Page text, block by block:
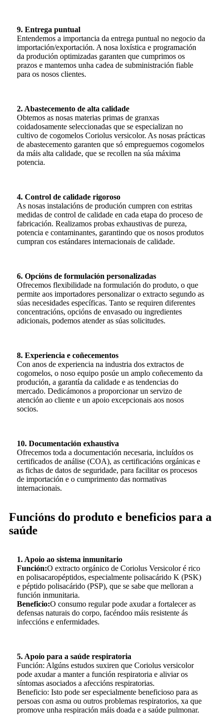
9. Entrega puntual
Entendemos a importancia da entrega puntual no negocio da
importación/exportación. A nosa loxística e programación
da produción optimizadas garanten que cumprimos os
prazos e mantemos unha cadea de subministración fiable
para os nosos clientes.
2. Abastecemento de alta calidade
Obtemos as nosas materias primas de granxas
coidadosamente seleccionadas que se especializan no
cultivo de cogomelos Coriolus versicolor. As nosas prácticas
de abastecemento garanten que só empreguemos cogomelos
da máis alta calidade, que se recollen na súa máxima
potencia.
4. Control de calidade rigoroso
As nosas instalacións de produción cumpren con estritas
medidas de control de calidade en cada etapa do proceso de
fabricación. Realizamos probas exhaustivas de pureza,
potencia e contaminantes, garantindo que os nosos produtos
cumpran cos estándares internacionais de calidade.
6. Opcións de formulación personalizadas
Ofrecemos flexibilidade na formulación do produto, o que
permite aos importadores personalizar o extracto segundo as
súas necesidades específicas. Tanto se requiren diferentes
concentracións, opcións de envasado ou ingredientes
adicionais, podemos atender as súas solicitudes.
8. Experiencia e coñecementos
Con anos de experiencia na industria dos extractos de
cogomelos, o noso equipo posúe un amplo coñecemento da
produción, a garantía da calidade e as tendencias do
mercado. Dedicámonos a proporcionar un servizo de
atención ao cliente e un apoio excepcionais aos nosos
socios.
10. Documentación exhaustiva
Ofrecemos toda a documentación necesaria, incluídos os
certificados de análise (COA), as certificacións orgánicas e
as fichas de datos de seguridade, para facilitar os procesos
de importación e o cumprimento das normativas
internacionais.
Funcións do produto e beneficios para a
saúde
1. Apoio ao sistema inmunitario
Función:O extracto orgánico de Coriolus Versicolor é rico
en polisacaropéptidos, especialmente polisacárido K (PSK)
e péptido polisacárido (PSP), que se sabe que melloran a
función inmunitaria.
Beneficio:O consumo regular pode axudar a fortalecer as
defensas naturais do corpo, facéndoo máis resistente ás
infeccións e enfermidades.
5. Apoio para a saúde respiratoria
Función: Algúns estudos suxiren que Coriolus versicolor
pode axudar a manter a función respiratoria e aliviar os
síntomas asociados a afeccións respiratorias.
Beneficio: Isto pode ser especialmente beneficioso para as
persoas con asma ou outros problemas respiratorios, xa que
promove unha respiración máis doada e a saúde pulmonar.